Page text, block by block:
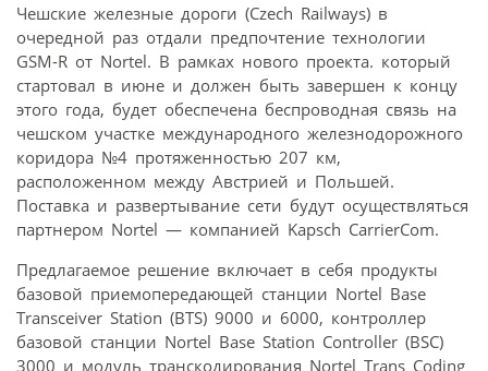
Чешские железные дороги (Czech Railways) в
очередной раз отдали предпочтение технологии
GSM-R от Nortel. В рамках нового проекта. который
стартовал в июне и должен быть завершен к концу
этого года, будет обеспечена беспроводная связь на
чешском участке международного железнодорожного
коридора №4 протяженностью 207 км,
расположенном между Австрией и Польшей.
Поставка и развертывание сети будут осуществляться
партнером Nortel — компанией Kapsch CarrierCom.
Предлагаемое решение включает в себя продукты
базовой приемопередающей станции Nortel Base
Transceiver Station (BTS) 9000 и 6000, контроллер
базовой станции Nortel Base Station Controller (BSC)
3000 и модуль транскодирования Nortel Trans Coding